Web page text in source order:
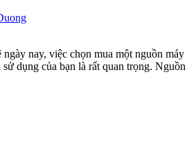
nay, việc chọn mua một nguồn máy
dụng của bạn là rất quan trọng. Nguồn